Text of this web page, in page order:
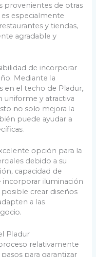
provenientes de otras
especialmente
y tiendas,
agradable y
de incorporar
Mediante la
en el techo de Pladur,
uniforme y atractiva
no solo mejora la
puede ayudar a
opción para la
debido a su
capacidad de
incorporar iluminación
crear diseños
a las
Pladur
relativamente
para garantizar